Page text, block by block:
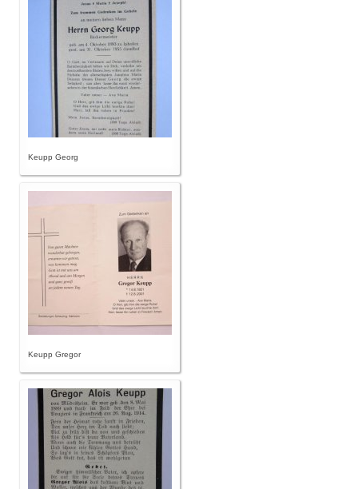
Keupp Georg
Keupp Gregor